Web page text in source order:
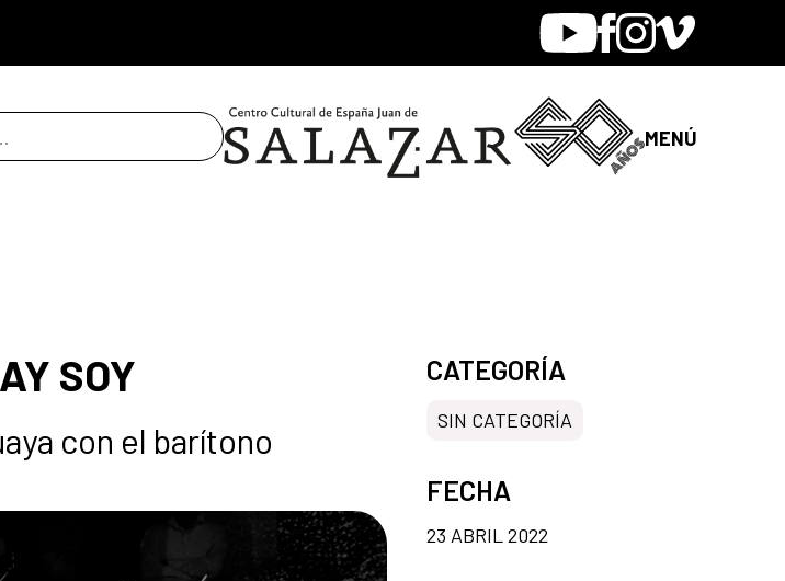
YoutubeFacebook
Instagram
Vimeo
MENÚ
SOY
con el barítono
CATEGORÍA
SIN CATEGORÍA
FECHA
23 ABRIL 2022